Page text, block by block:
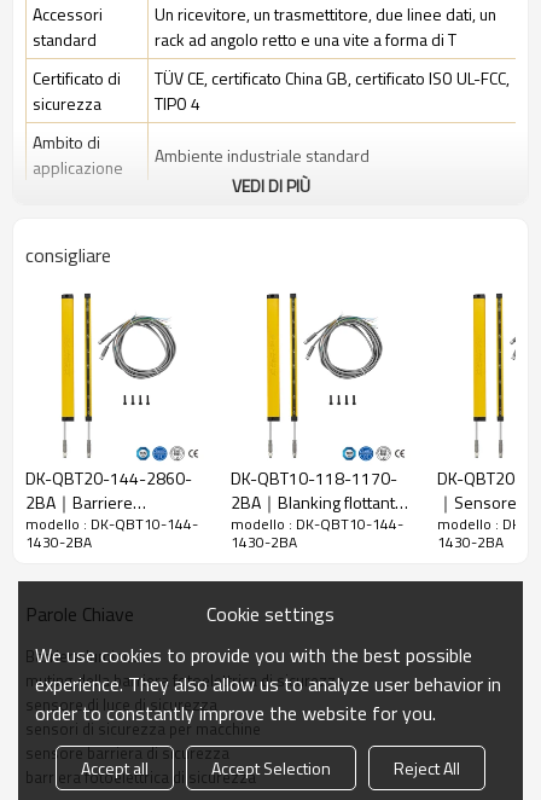
Accessori
standard
Un ricevitore, un trasmettitore, due linee dati, un
rack ad angolo retto e una vite a forma di T
Certificato di
sicurezza
TÜV CE, certificato China GB, certificato ISO UL-FCC,
TIPO 4
Ambito di
applicazione
Ambiente industriale standard
Spazio tra i
Rileva la
precisione
18 mm
Quantità di
travi
Raggio
d'azione
1430 mm
Taglia del
prodotto
15mm*30mm*L, L è la lunghezza dell'emettitore e
del ricevitore.
Distanza di
rilevamento
30-3000mm
risposta
≤15ms
Dati meccanici
Materiale
dell'alloggiamentoMetallo
VEDI DI PIÙ
consigliare
DK-QBT20-144-2860-
2BA｜Barriere
fotoelettriche di
sicurezza presso
modello : DK-QBT10-144-
1430-2BA
DK-QBT10-118-1170-
2BA｜Blanking flottante
｜DADISICK
modello : DK-QBT10-144-
1430-2BA
DK-QBT20-
｜Sensore a
｜DADISICK
modello : DK-
1430-2BA
Parole Chiave
Barriera luminosa
muting della barriera fotoelettrica di sicurezza
sensore di luce di sicurezza
sensori di sicurezza per macchine
sensore barriera di sicurezza
barriera fotoelettrica di sicurezza
Cookie settings
We use cookies to provide you with the best possible
experience. They also allow us to analyze user behavior in
order to constantly improve the website for you.
Accept all Accept Selection Reject All